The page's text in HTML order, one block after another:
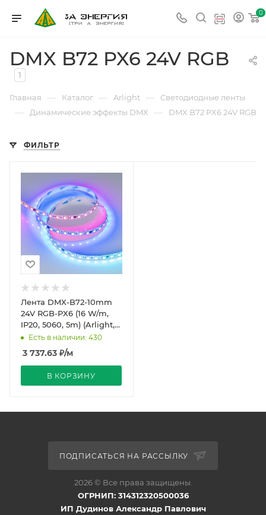
0
DMX B72 PX6 24V RGB
1
Главная — Каталог — Arlight — Светодиодные ленты
— Динамические эффекты DMX — DMX B72 PX6 24V RGB
ФИЛЬТР
Лента DMX-B72-10mm
24V RGB-PX6 (16 W/m,
IP20, 5060, 5m) (Arlight,
-) Есть в наличии: 430
3 737.63 ₽/м
В КОРЗИНУ
ПОДПИСАТЬСЯ НА РАССЫЛКУ
2026 © Все права защищены.
ОГРНИП: 314312320500036
ИП Дудинов Александр Павлович